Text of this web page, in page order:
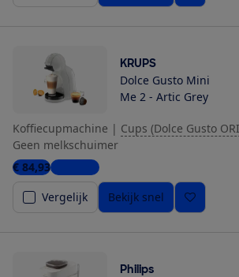
KRUPS
Dolce Gusto Mini
Me 2 - Artic Grey
Koffiecupmachine | Cups (Dolce Gusto
Geen melkschuimer
€ 84,935 winkels
Vergelijk
Bekijk snel
Philips